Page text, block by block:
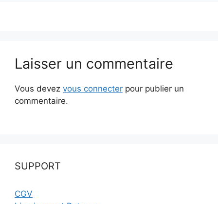
Laisser un commentaire
Vous devez vous connecter pour publier un
commentaire.
SUPPORT
CGV